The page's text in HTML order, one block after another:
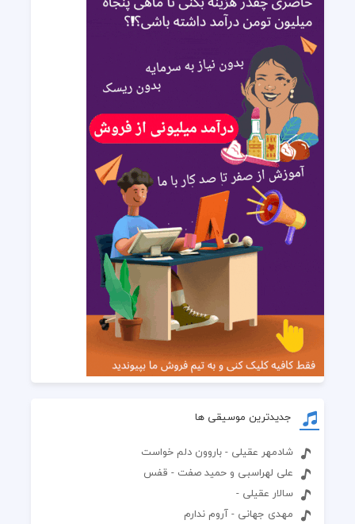
جدیدترین موسیقی ها
شادمهر عقیلی - باروون دلم خواست
علی لهراسبی و حمید صفت - قفس
سالار عقیلی -
مهدی جهانی - آروم ندارم